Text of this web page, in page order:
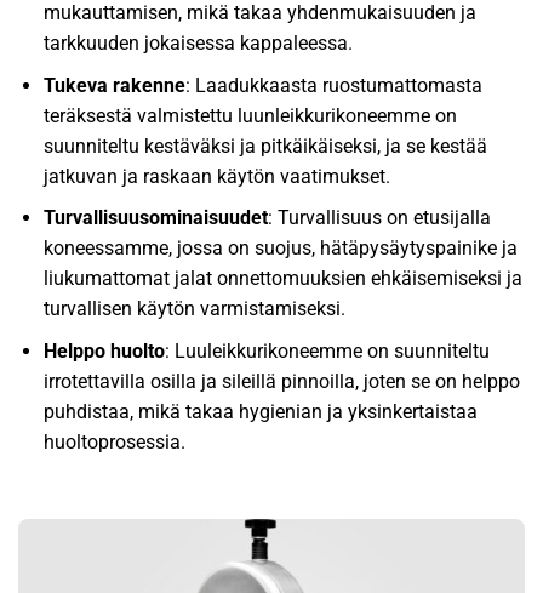
mukauttamisen, mikä takaa yhdenmukaisuuden ja
tarkkuuden jokaisessa kappaleessa.
Tukeva rakenne: Laadukkaasta ruostumattomasta
teräksestä valmistettu luunleikkurikoneemme on
suunniteltu kestäväksi ja pitkäikäiseksi, ja se kestää
jatkuvan ja raskaan käytön vaatimukset.
Turvallisuusominaisuudet: Turvallisuus on etusijalla
koneessamme, jossa on suojus, hätäpysäytyspainike ja
liukumattomat jalat onnettomuuksien ehkäisemiseksi ja
turvallisen käytön varmistamiseksi.
Helppo huolto: Luuleikkurikoneemme on suunniteltu
irrotettavilla osilla ja sileillä pinnoilla, joten se on helppo
puhdistaa, mikä takaa hygienian ja yksinkertaistaa
huoltoprosessia.